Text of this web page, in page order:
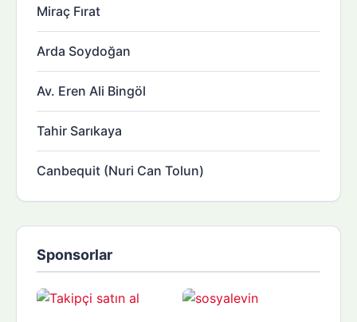
Miraç Fırat
Arda Soydoğan
Av. Eren Ali Bingöl
Tahir Sarıkaya
Canbequit (Nuri Can Tolun)
Sponsorlar